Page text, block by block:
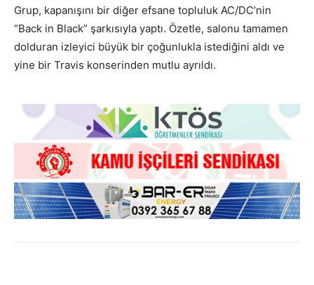
Grup, kapanışını bir diğer efsane topluluk AC/DC’nin
“Back in Black” şarkısıyla yaptı. Özetle, salonu tamamen
dolduran izleyici büyük bir çoğunlukla istediğini aldı ve
yine bir Travis konserinden mutlu ayrıldı.